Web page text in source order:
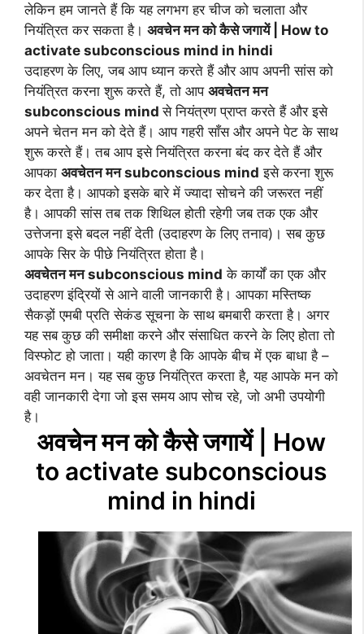
लेकिन हम जानते हैं कि यह लगभग हर चीज को चलाता और
नियंत्रित कर सकता है। अवचेन मन को कैसे जगायें | How to
activate subconscious mind in hindi
उदाहरण के लिए, जब आप ध्यान करते हैं और आप अपनी सांस को
नियंत्रित करना शुरू करते हैं, तो आप अवचेतन मन
subconscious mindसे नियंत्रण प्राप्त करते हैं और इसे
अपने चेतन मन को देते हैं। आप गहरी साँस और अपने पेट के साथ
शुरू करते हैं। तब आप इसे नियंत्रित करना बंद कर देते हैं और
आपका अवचेतन मन subconscious mind इसे करना शुरू
कर देता है। आपको इसके बारे में ज्यादा सोचने की जरूरत नहीं
है। आपकी सांस तब तक शिथिल होती रहेगी जब तक एक और
उत्तेजना इसे बदल नहीं देती (उदाहरण के लिए तनाव)। सब कुछ
आपके सिर के पीछे नियंत्रित होता है।
अवचेतन मन subconscious mind के कार्यों का एक और
उदाहरण इंद्रियों से आने वाली जानकारी है। आपका मस्तिष्क
सैकड़ों एमबी प्रति सेकंड सूचना के साथ बमबारी करता है। अगर
यह सब कुछ की समीक्षा करने और संसाधित करने के लिए होता तो
विस्फोट हो जाता। यही कारण है कि आपके बीच में एक बाधा है –
अवचेतन मन। यह सब कुछ नियंत्रित करता है, यह आपके मन को
वही जानकारी देगा जो इस समय आप सोच रहे, जो अभी उपयोगी
है।
अवचेन मन को कैसे जगायें | How
to activate subconscious
mind in hindi